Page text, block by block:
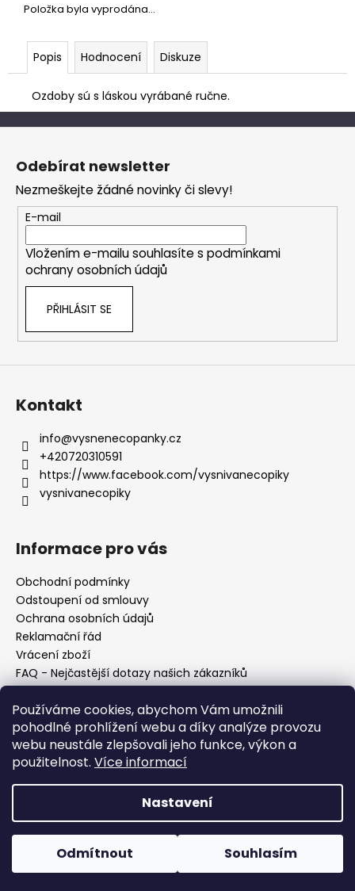
Používáme cookies, abychom Vám umožnili
pohodlné prohlížení webu a díky analýze provozu
webu neustále zlepšovali jeho funkce, výkon a
použitelnost. Více informací
Nastavení
Odmítnout Souhlasím
Položka byla vyprodána…
Popis Hodnocení Diskuze
Ozdoby sú s láskou vyrábané ručne.
Z
Odebírat newsletter
Nezmeškejte žádné novinky či slevy!
E-mail
Vložením e-mailu souhlasíte s podmínkami
ochrany osobních údajů
PŘIHLÁSIT SE
Kontakt
info@vysnenecopanky.cz
+420720310591
https://www.facebook.com/vysnivanecopiky
vysnivanecopiky
Informace pro vás
Obchodní podmínky
Odstoupení od smlouvy
Ochrana osobních údajů
Reklamační řád
Vrácení zboží
FAQ - Nejčastější dotazy našich zákazníků
Mapa braiderek
Kurz zapletání vlasů
Blog
O nás
Kontakt
Copyright 2026Vysněné copánky. Všechna práva